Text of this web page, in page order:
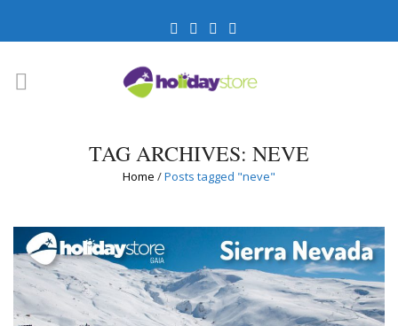
TAG ARCHIVES: NEVE
Home /Posts tagged "neve"